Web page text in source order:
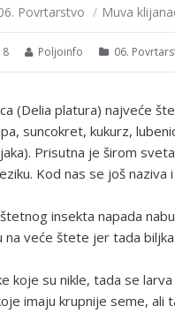
Povrtarstvo / Muva
Poljoinfo 06.
(Delia platura) najveće
suncokret, kukurz,
Prisutna je širom
Kod nas se još naziva
insekta napada
na veće štete jer tada
koje su nikle, tada se
imaju krupnije seme,